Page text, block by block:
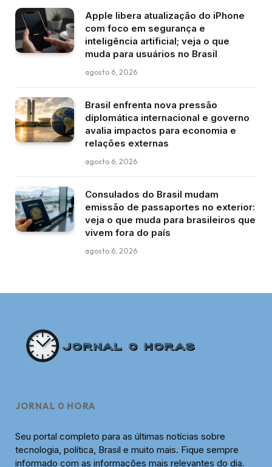
Apple libera atualização do iPhone
com foco em segurança e
inteligência artificial; veja o que
muda para usuários no Brasil
agosto 6, 2026
Brasil enfrenta nova pressão
diplomática internacional e governo
avalia impactos para economia e
relações externas
agosto 6, 2026
Consulados do Brasil mudam
emissão de passaportes no exterior:
veja o que muda para brasileiros que
vivem fora do país
agosto 6, 2026
JORNAL 0 HORA
Seu portal completo para as últimas notícias sobre
tecnologia, política, Brasil e muito mais. Fique sempre
informado com as informações mais relevantes do dia.